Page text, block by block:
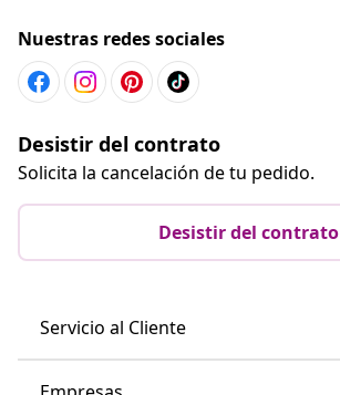
Nuestras redes sociales
Desistir del contrato
Solicita la cancelación de tu pedido.
Desistir del contrato
Servicio al Cliente